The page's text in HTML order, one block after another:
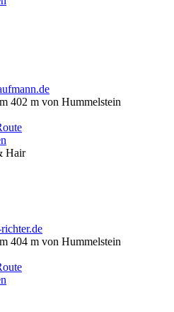
402 m von Hummelstein
Hair
404 m von Hummelstein